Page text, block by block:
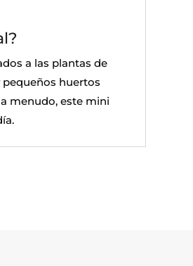
a las plantas de
pequeños huertos
menudo, este mini